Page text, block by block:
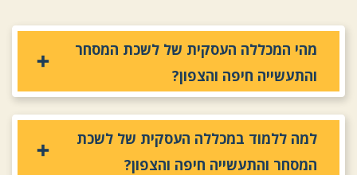
מהי המכללה העסקית של לשכת המסחר
והתעשייה חיפה והצפון?
למה ללמוד במכללה העסקית של לשכת
המסחר והתעשייה חיפה והצפון?